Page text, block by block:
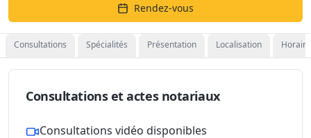
Rendez-vous
Consultations Spécialités Présentation Localisation
Consultations et actes notariaux
Consultations vidéo disponibles